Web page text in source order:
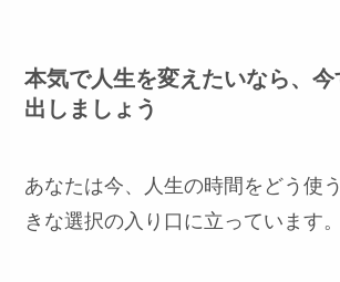
本気で人生を変えたいなら、
出しましょう
あなたは今、人生の時間をどう使
きな選択の入り口に立っています。